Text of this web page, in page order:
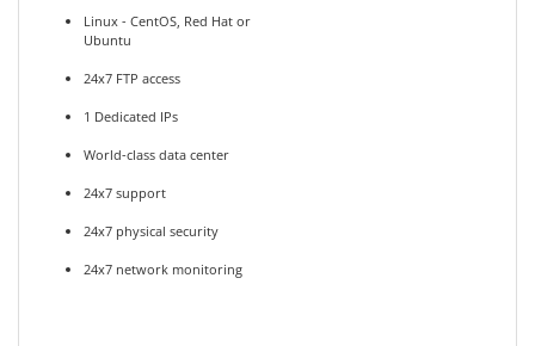
Linux - CentOS, Red Hat or
Ubuntu
24x7 FTP access
1 Dedicated IPs
World-class data center
24x7 support
24x7 physical security
24x7 network monitoring